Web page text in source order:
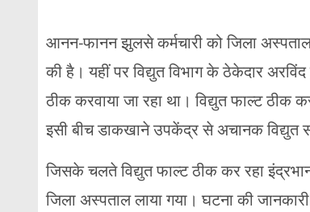
आनन-फानन झुलसे कर्मचारी को जिला
की है। यहीं पर विद्युत विभाग के ठेकेदार अरविंद
ठीक करवाया जा रहा था। विद्युत फाल्ट ठीक
इसी बीच डाकखाने उपकेंद्र से अचानक विद्युत
जिसके चलते विद्युत फाल्ट ठीक कर रहा
जिला अस्पताल लाया गया। घटना की